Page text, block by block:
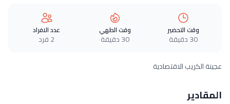
وقت التحضير
30 دقيقة
وقت الطهي
30 دقيقة
عدد الافراد
2 فرد
عجينة الكريب الاقتصادية
المقادير